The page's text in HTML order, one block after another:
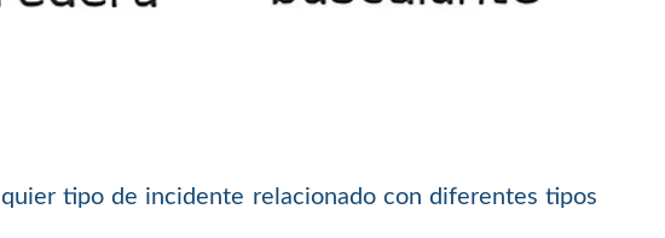
tipo de incidente relacionado con diferentes tipos